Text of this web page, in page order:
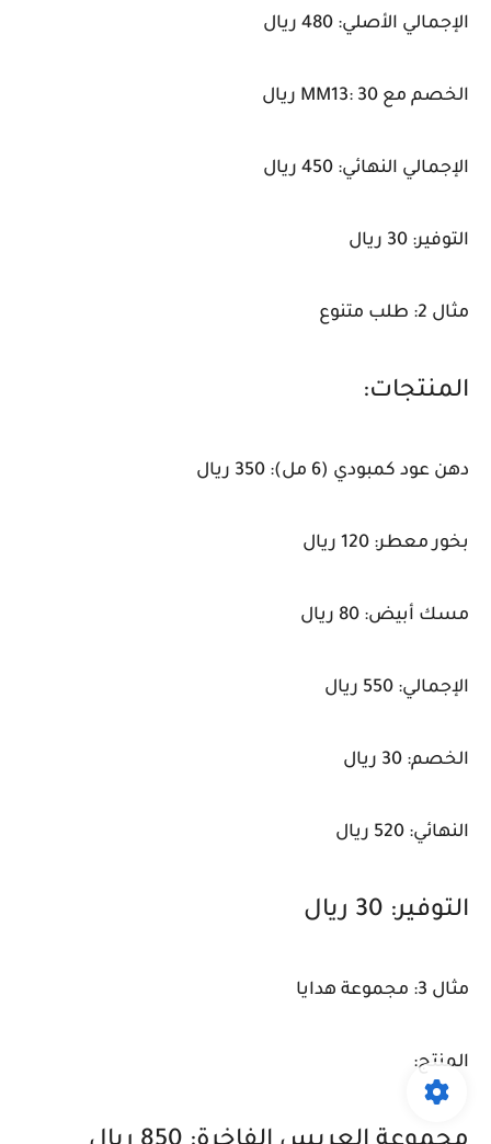
الإجمالي الأصلي: 480 ريال
الخصم مع MM13: 30 ريال
الإجمالي النهائي: 450 ريال
التوفير: 30 ريال
مثال 2: طلب متنوع
المنتجات:
دهن عود كمبودي (6 مل): 350 ريال
بخور معطر: 120 ريال
مسك أبيض: 80 ريال
الإجمالي: 550 ريال
الخصم: 30 ريال
النهائي: 520 ريال
التوفير: 30 ريال
مثال 3: مجموعة هدايا
المنتج: